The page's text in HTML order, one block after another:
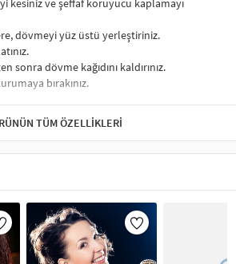
kesiniz ve şeffaf koruyucu kaplamayı
dövmeyi yüz üstü yerleştiriniz.
sonra dövme kağıdını kaldırınız.
bırakınız.
çekerekte çıkartılabilir.
biri olan geçici dövmeler, yapışkan
modelleri, çok farklı şekillerde, motiflerde
Geçici dövmeler, tekli, ikili, yada dövme seti
dövme şablonlarının yer aldığı paket
ürünlerdir.
TÜM ÖZELLIKLERI